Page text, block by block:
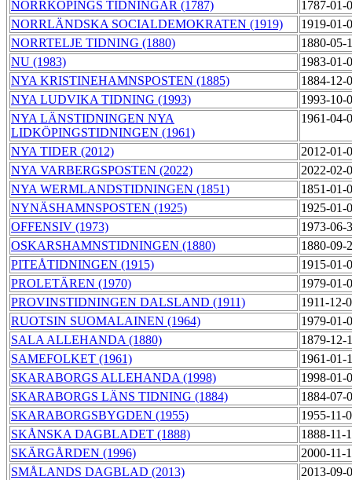
NORRKÖPINGS TIDNINGAR (1787)
1787-01-
NORRLÄNDSKA SOCIALDEMOKRATEN (1919)
1919-01-
NORRTELJE TIDNING (1880)
1880-05-
NU (1983)
1983-01-
NYA KRISTINEHAMNSPOSTEN (1885)
1884-12-
NYA LUDVIKA TIDNING (1993)
1993-10-
NYA LÄNSTIDNINGEN NYA
LIDKÖPINGSTIDNINGEN (1961)
1961-04-
NYA TIDER (2012)
2012-01-
NYA VARBERGSPOSTEN (2022)
2022-02-
NYA WERMLANDSTIDNINGEN (1851)
1851-01-
NYNÄSHAMNSPOSTEN (1925)
1925-01-
OFFENSIV (1973)
1973-06-
OSKARSHAMNSTIDNINGEN (1880)
1880-09-
PITEÅTIDNINGEN (1915)
1915-01-
PROLETÄREN (1970)
1979-01-
PROVINSTIDNINGEN DALSLAND (1911)
1911-12-
RUOTSIN SUOMALAINEN (1964)
1979-01-
SALA ALLEHANDA (1880)
1879-12-
SAMEFOLKET (1961)
1961-01-
SKARABORGS ALLEHANDA (1998)
1998-01-
SKARABORGS LÄNS TIDNING (1884)
1884-07-
SKARABORGSBYGDEN (1955)
1955-11-
SKÅNSKA DAGBLADET (1888)
1888-11-
SKÄRGÅRDEN (1996)
2000-11-
SMÅLANDS DAGBLAD (2013)
2013-09-